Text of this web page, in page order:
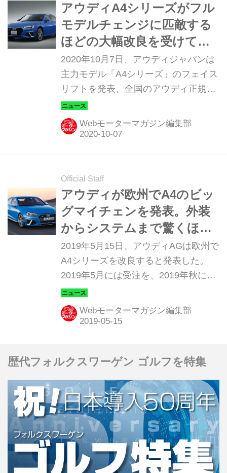
アウディA4シリーズがフル
モデルチェンジに匹敵する
ほどの大幅改良を受けて登
場
2020年10月7日、アウディジャパンは
主力モデル「A4シリーズ」のフェイス
リフトを発表、全国のアウディ正規デ
ィーラーで発売を開始した。今回の改
良は、A4セダン、A4アバント、S4セ
ダン、S4アバント、A4オールロード
ものとなっている。
Webモーターマガジン編集部
Official Staff
アウディが欧州でA4のビッ
グマイチェンを発表。外装
からシステムまで驚くほど
の大幅改良！
2019年5月15日、アウディAGは欧州で
A4シリーズを改良すると発表した。
2019年5月には受注を、2019年秋には
デリバリーを開始するという。日本へ
の導入時期については未発表だ。
Webモーターマガジン編集部
歴代フォルクスワーゲン ゴルフを特集